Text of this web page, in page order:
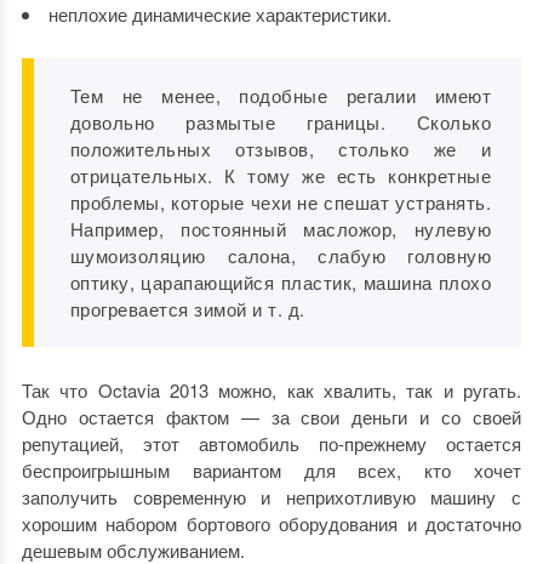
неплохие динамические характеристики.
Тем не менее, подобные регалии имеют
довольно размытые границы. Сколько
положительных отзывов, столько же и
отрицательных. К тому же есть конкретные
проблемы, которые чехи не спешат устранять.
Например, постоянный масложор, нулевую
шумоизоляцию салона, слабую головную
оптику, царапающийся пластик, машина плохо
прогревается зимой и т. д.
Так что Octavia 2013можно, как хвалить, так и ругать.
Одно остается фактом — за свои деньги и со своей
репутацией, этот автомобиль по-прежнему остается
беспроигрышным вариантом для всех, кто хочет
заполучить современную и неприхотливую машину с
хорошим набором бортового оборудования и достаточно
дешевым обслуживанием.